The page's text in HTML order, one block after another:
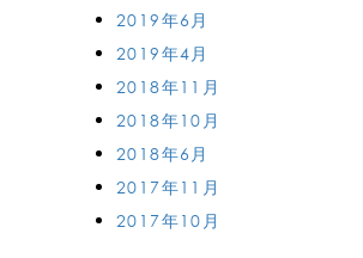
2019年6月
2019年4月
2018年11月
2018年10月
2018年6月
2017年11月
2017年10月